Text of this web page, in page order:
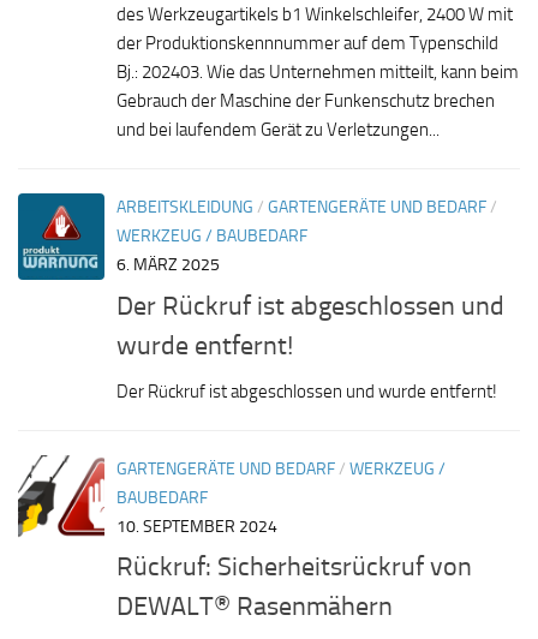
des Werkzeugartikels b1 Winkelschleifer, 2400 W mit
der Produktionskennnummer auf dem Typenschild
Bj.: 202403. Wie das Unternehmen mitteilt, kann beim
Gebrauch der Maschine der Funkenschutz brechen
und bei laufendem Gerät zu Verletzungen...
ARBEITSKLEIDUNG / GARTENGERÄTE UND BEDARF/
WERKZEUG / BAUBEDARF
6. MÄRZ 2025
Der Rückruf ist abgeschlossen und
wurde entfernt!
Der Rückruf ist abgeschlossen und wurde entfernt!
GARTENGERÄTE UND BEDARF/ WERKZEUG /
BAUBEDARF
10. SEPTEMBER 2024
Rückruf: Sicherheitsrückruf von
DEWALT® Rasenmähern